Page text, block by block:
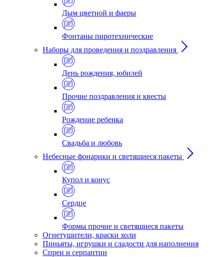
Дым цветной и фаеры
Фонтаны пиротехнические
Наборы для проведения и поздравления
День рождения, юбилей
Прочие поздравления и квесты
Рождение ребенка
Свадьба и любовь
Небесные фонарики и светящиеся пакеты
Купол и конус
Сердце
Формы прочие и светящиеся пакеты
Огнетушители, краски холи
Пиньяты, игрушки и сладости для наполнения
Спреи и серпантин